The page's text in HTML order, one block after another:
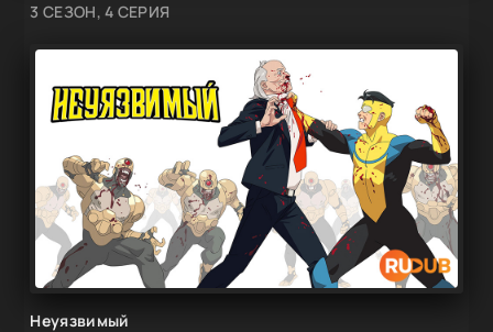
3 СЕЗОН, 4 СЕРИЯ
Неуязвимый